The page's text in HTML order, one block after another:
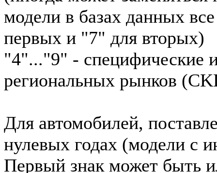
модели в базах данных
первых и "7" для вторых)
"4"..."9" - специфические
региональных рынков
Для автомобилей,
нулевых годах (модели с
Первый знак может быть